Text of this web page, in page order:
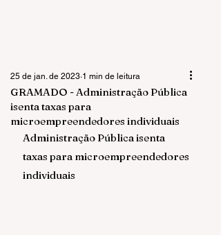
GRAMADO - Administração Pública
isenta taxas para
microempreendedores individuais
25 de jan. de 2023 1 min de leitura
Administração Pública isenta
taxas para microempreendedores
individuais